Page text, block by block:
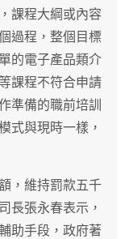
課程大綱或內容
過程，整個目標
的電子產品類介
課程不符合申請
準備的職前培訓
式與現時一樣，
，維持罰款五千
長張永春表示，
助手段，政府著